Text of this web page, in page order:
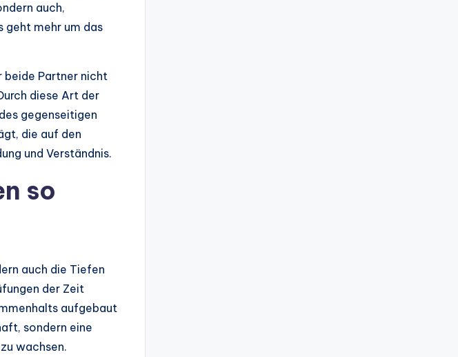
auch,
geht mehr um das
beide Partner nicht
diese Art der
gegenseitigen
die auf den
und Verständnis.
so
auch die Tiefen
der Zeit
aufgebaut
sondern eine
wachsen.